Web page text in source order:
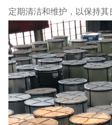
定期清洁和维护，以保持其